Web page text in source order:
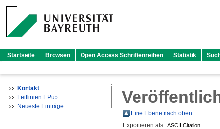
Startseite Browsen Open Access Schriftenreihen Statistik
Kontakt
Leitlinien EPub
Neueste Einträge
Eine Ebene nach oben ...
Exportieren als